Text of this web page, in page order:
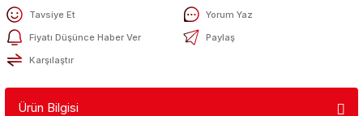
Tavsiye Et
Yorum Yaz
Fiyatı Düşünce Haber Ver
Paylaş
Karşılaştır
Ürün Bilgisi